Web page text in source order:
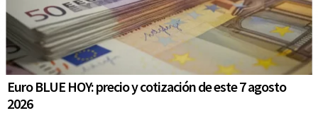
Euro BLUE HOY: precio y cotización de este 7 agosto
2026